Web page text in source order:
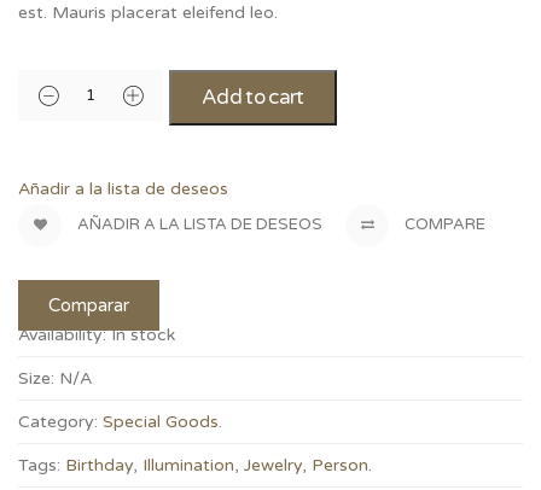
est. Mauris placerat eleifend leo.
Add to cart
Añadir a la lista de deseos
AÑADIR A LA LISTA DE DESEOS COMPARE
Comparar
Availability: In stock
Size: N/A
Category: Special Goods.
Tags: Birthday, Illumination, Jewelry, Person.